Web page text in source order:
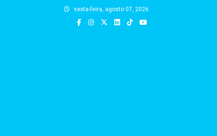
sexta-feira, agosto 07, 2026